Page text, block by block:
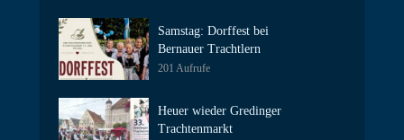
Samstag: Dorffest bei
Bernauer Trachtlern
201 Aufrufe
Heuer wieder Gredinger
Trachtenmarkt